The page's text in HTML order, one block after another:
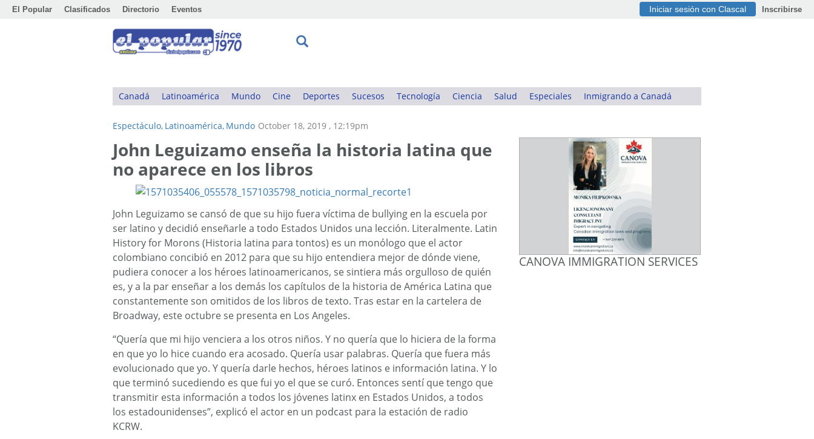
El Popular Clasificados Directorio Eventos Iniciar sesión con Clascal Inscribirse
Canadá Latinoamérica Mundo Cine Deportes Sucesos Tecnología Ciencia Salud Especiales Inmigrando a Canadá
Espectáculo, Latinoamérica, Mundo October 18, 2019 , 12:19pm
John Leguizamo enseña la historia latina que
no aparece en los libros
John Leguizamo se cansó de que su hijo fuera víctima de bullying en la escuela por
ser latino y decidió enseñarle a todo Estados Unidos una lección. Literalmente. Latin
History for Morons (Historia latina para tontos) es un monólogo que el actor
colombiano concibió en 2012 para que su hijo entendiera mejor de dónde viene,
pudiera conocer a los héroes latinoamericanos, se sintiera más orgulloso de quién
es, y a la par enseñar a los demás los capítulos de la historia de América Latina que
constantemente son omitidos de los libros de texto. Tras estar en la cartelera de
Broadway, este octubre se presenta en Los Angeles.
“Quería que mi hijo venciera a los otros niños. Y no quería que lo hiciera de la forma
en que yo lo hice cuando era acosado. Quería usar palabras. Quería que fuera más
evolucionado que yo. Y quería darle hechos, héroes latinos e información latina. Y lo
que terminó sucediendo es que fui yo el que se curó. Entonces sentí que tengo que
transmitir esta información a todos los jóvenes latinx en Estados Unidos, a todos
los estadounidenses”, explicó el actor en un podcast para la estación de radio
KCRW.
CANOVA IMMIGRATION SERVICES